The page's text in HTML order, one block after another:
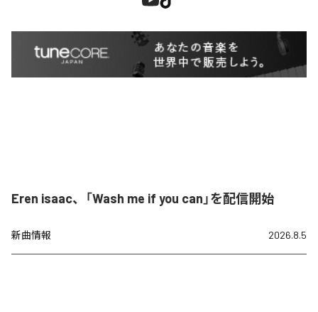
Eren isaac、「Wash me if you can」を配信開始
新曲情報 2026.8.5